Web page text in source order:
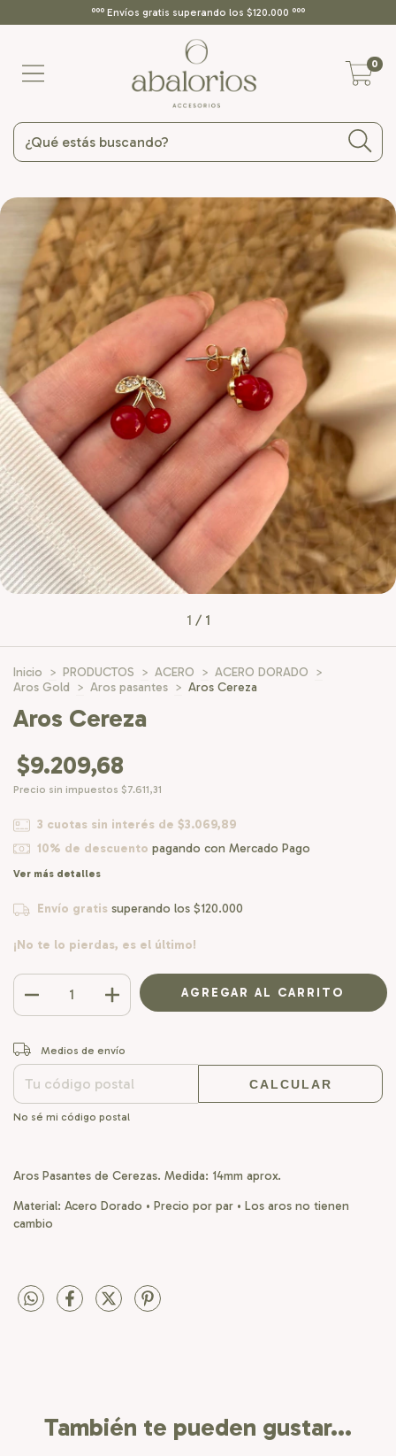
ººº Envíos gratis superando los $120.000 ººº
0
1 / 1
Inicio > PRODUCTOS > ACERO > ACERO DORADO >
Aros Gold > Aros pasantes > Aros Cereza
Aros Cereza
$9.209,68
Precio sin impuestos $7.611,31
3 cuotas sin interés de $3.069,89
10% de descuento pagando con Mercado Pago
Ver más detalles
Envío gratis superando los $120.000
¡No te lo pierdas, es el último!
Entregas para el CP:
Medios de envío
CALCULAR
No sé mi código postal
Aros Pasantes de Cerezas. Medida: 14mm aprox.
Material: Acero Dorado • Precio por par • Los aros no tienen
cambio
También te pueden gustar...